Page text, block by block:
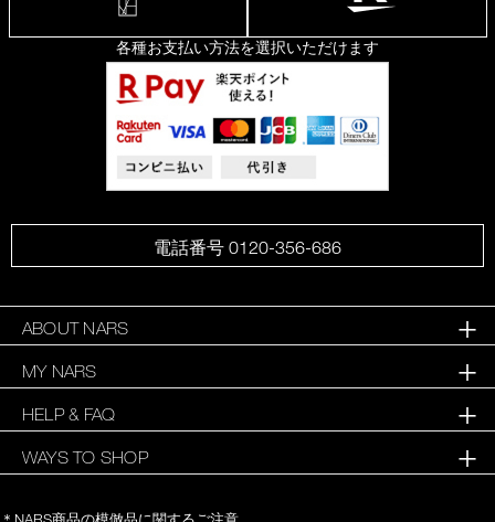
各種お支払い方法を選択いただけます
電話番号 0120-356-686
ABOUT NARS
MY NARS
HELP & FAQ
WAYS TO SHOP